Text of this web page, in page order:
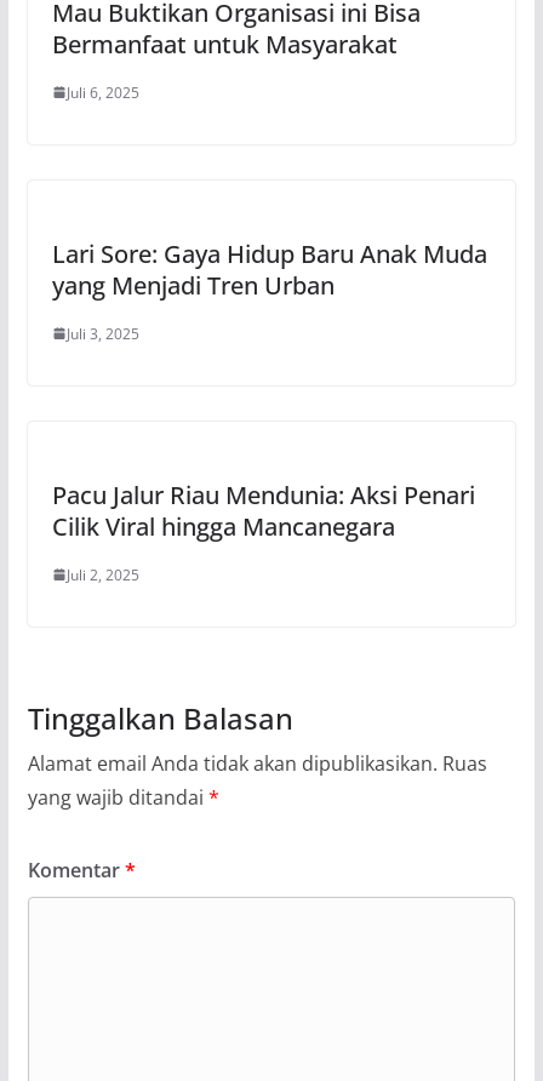
Mau Buktikan Organisasi ini Bisa
Bermanfaat untuk Masyarakat
Juli 6, 2025
Lari Sore: Gaya Hidup Baru Anak Muda
yang Menjadi Tren Urban
Juli 3, 2025
Pacu Jalur Riau Mendunia: Aksi Penari
Cilik Viral hingga Mancanegara
Juli 2, 2025
Tinggalkan Balasan
Alamat email Anda tidak akan dipublikasikan. Ruas
yang wajib ditandai *
Komentar*